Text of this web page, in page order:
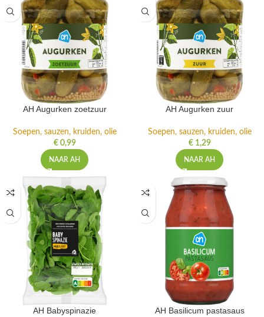
AH Augurken zoetzuur
Soepen, sauzen, kruiden, olie
€0,99
NAAR AH
AH Augurken zuur
Soepen, sauzen, kruiden, olie
€1,29
NAAR AH
AH Babyspinazie AH Basilicum pastasaus